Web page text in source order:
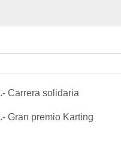
.- Carrera solidaria
.- Gran premio Karting